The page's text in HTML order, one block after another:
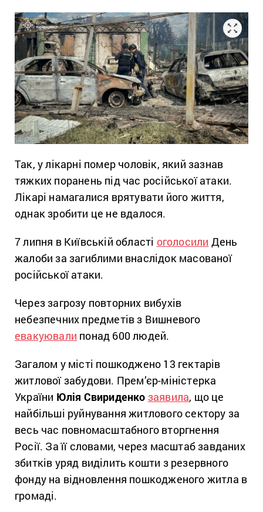
Так, у лікарні помер чоловік, який зазнав
тяжких поранень під час російської атаки.
Лікарі намагалися врятувати його життя,
однак зробити це не вдалося.
7 липня в Київській області оголосили День
жалоби за загиблими внаслідок масованої
російської атаки.
Через загрозу повторних вибухів
небезпечних предметів з Вишневого
евакуювали понад 600 людей.
Загалом у місті пошкоджено 13 гектарів
житлової забудови. Прем’єр-міністерка
України Юлія Свириденко заявила, що це
найбільші руйнування житлового сектору за
весь час повномасштабного вторгнення
Росії. За її словами, через масштаб завданих
збитків уряд виділить кошти з резервного
фонду на відновлення пошкодженого житла в
громаді.